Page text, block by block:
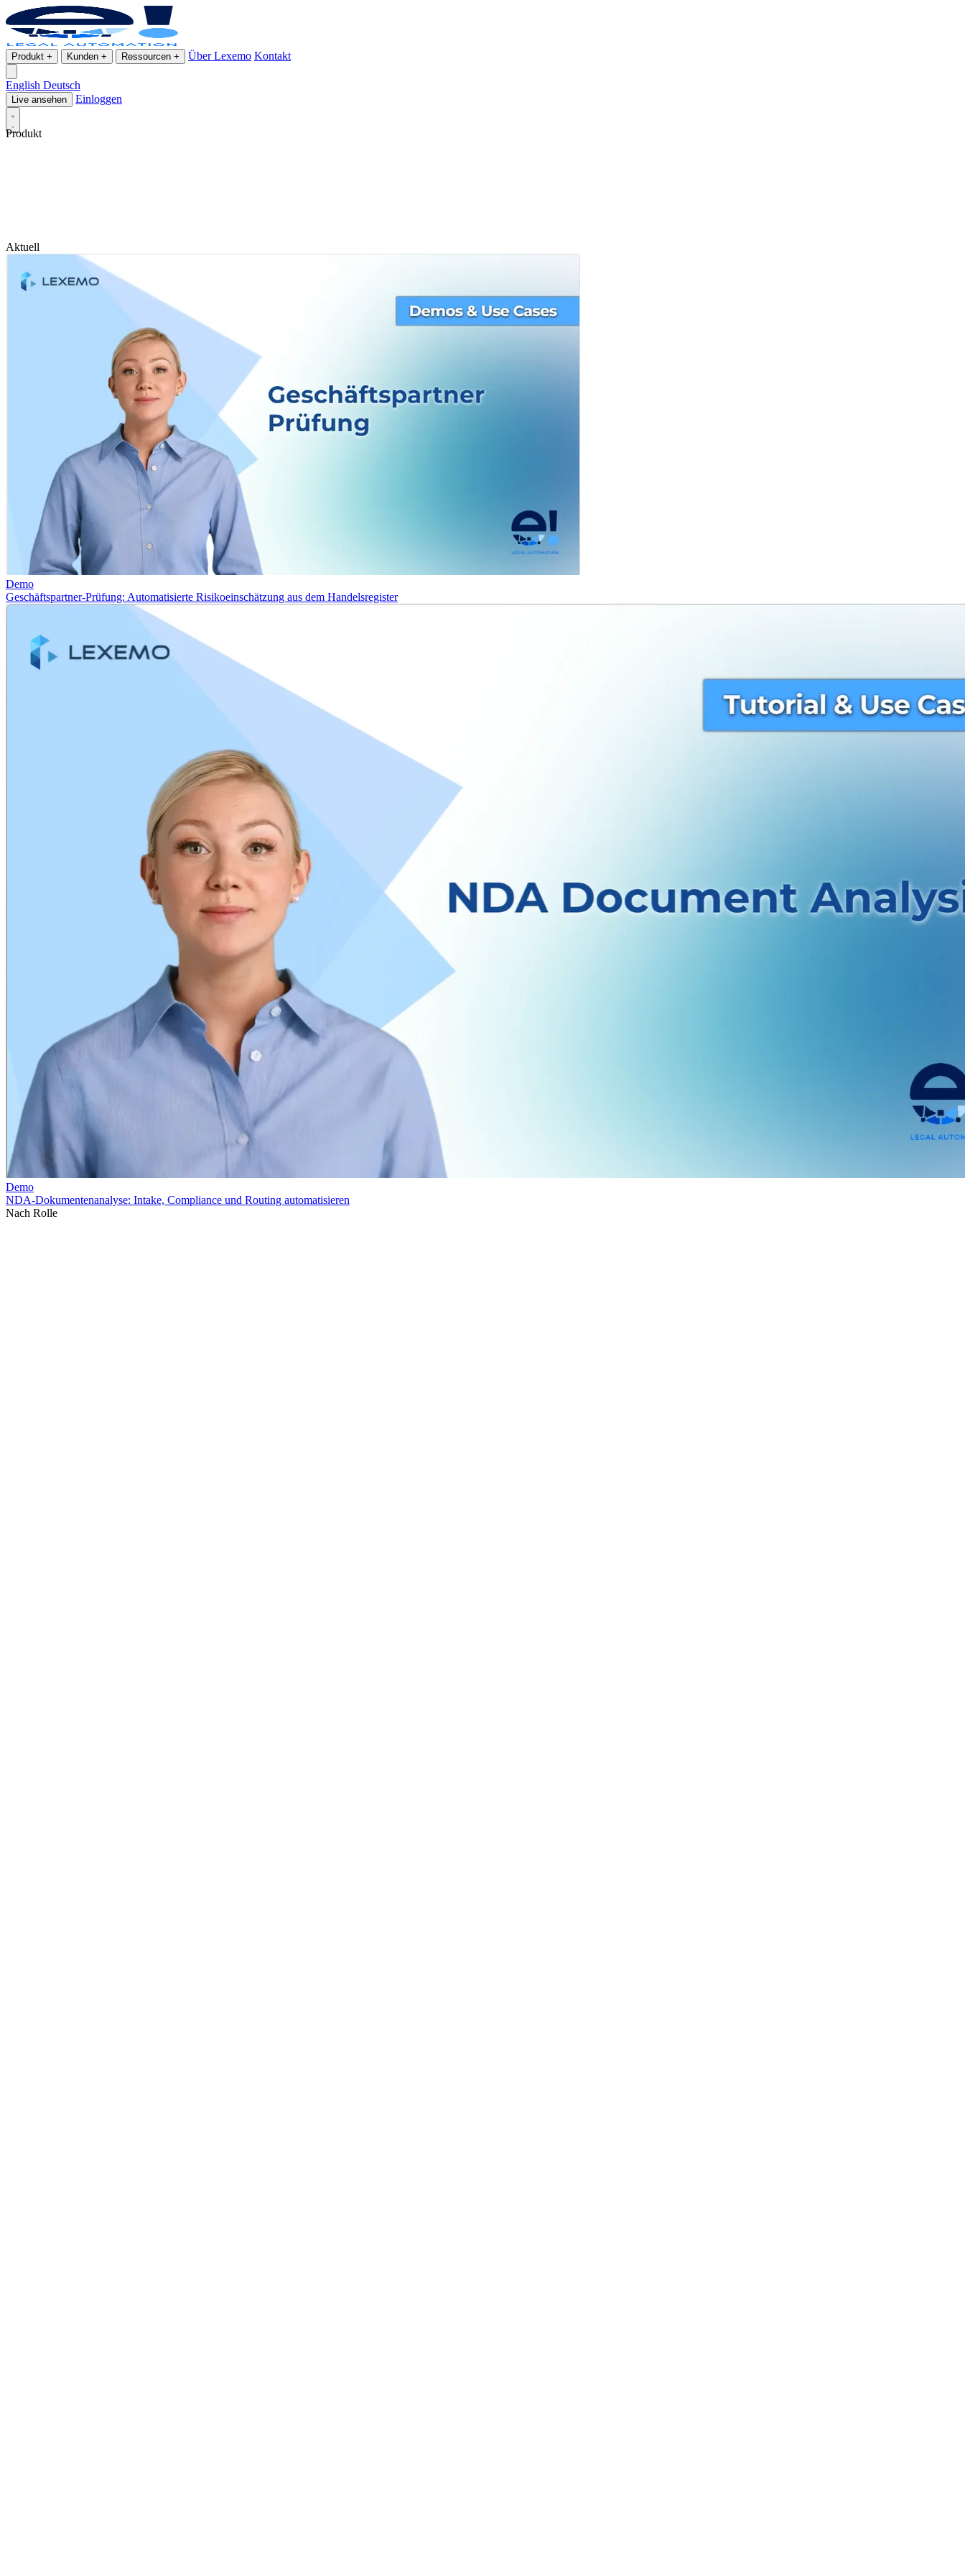
Produkt + Kunden + Ressourcen + Über Lexemo Kontakt
English Deutsch
Live ansehen Einloggen
Produkt
Aktuell
Nach Rolle